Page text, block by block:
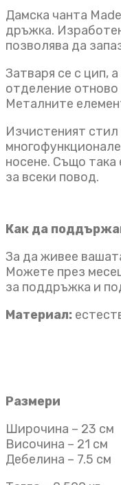
Дамска чанта
дръжка.
позволява да
Затваря се с цип,
отделение
Металните
Изчистеният
носене. Също така
за всеки повод.
Как да
За да живее
Можете през
за поддръжка и
Материал:
Размери
Широчина – 23 см
Височина – 21 см
Дебелина – 7.5 см